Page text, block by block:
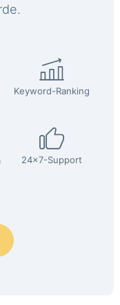
Keyword-Ranking
24x7-Support